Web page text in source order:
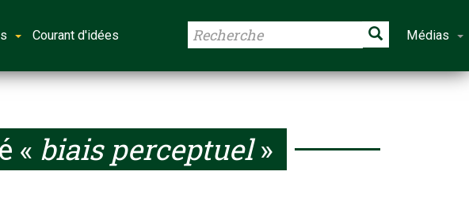
Courant d'idées Médias
« biais perceptuel»